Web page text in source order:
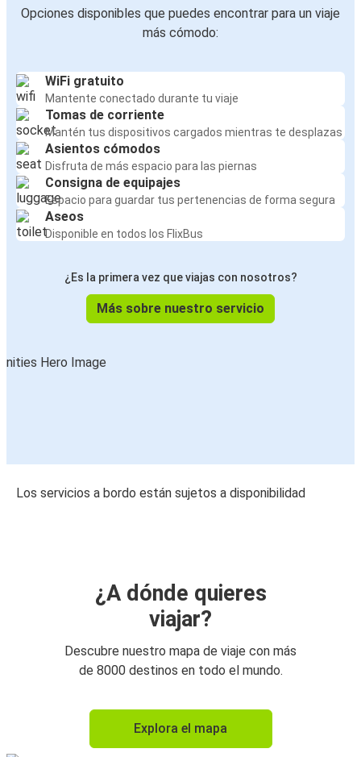
Opciones disponibles que puedes encontrar para un viaje
más cómodo:
WiFi gratuito
Mantente conectado durante tu viaje
Tomas de corriente
Mantén tus dispositivos cargados mientras te desplazas
Asientos cómodos
Disfruta de más espacio para las piernas
Consigna de equipajes
Espacio para guardar tus pertenencias de forma segura
Aseos
Disponible en todos los FlixBus
¿Es la primera vez que viajas con nosotros?
Más sobre nuestro servicio
Los servicios a bordo están sujetos a disponibilidad
¿A dónde quieres
viajar?
Descubre nuestro mapa de viaje con más
de 8000 destinos en todo el mundo.
Explora el mapa